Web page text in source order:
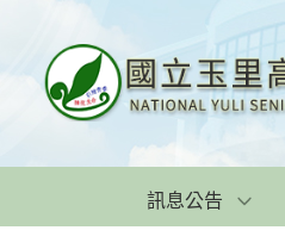
訊息公告